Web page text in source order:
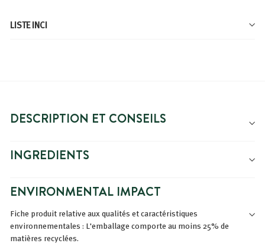
LISTE INCI
DESCRIPTION ET CONSEILS
INGREDIENTS
ENVIRONMENTAL IMPACT
Fiche produit relative aux qualités et caractéristiques
environnementales : L'emballage comporte au moins 25% de
matières recyclées.